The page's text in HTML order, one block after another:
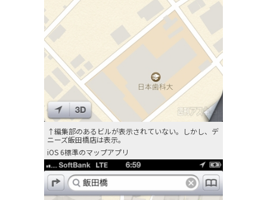
↑編集部のあるビルが表示されていない。しかし、デ
ニーズ飯田橋店は表示。
iOS 6標準のマップアプリ